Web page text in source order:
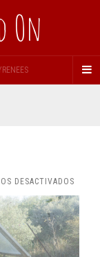
On
DESACTIVADOSEN